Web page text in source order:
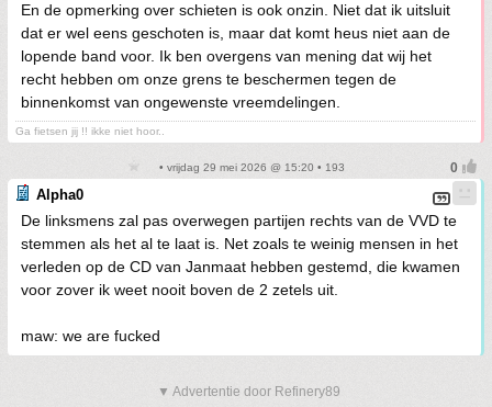
En de opmerking over schieten is ook onzin. Niet dat ik uitsluit
dat er wel eens geschoten is, maar dat komt heus niet aan de
lopende band voor. Ik ben overgens van mening dat wij het
recht hebben om onze grens te beschermen tegen de
binnenkomst van ongewenste vreemdelingen.
Ga fietsen jij !! ikke niet hoor..
• vrijdag 29 mei 2026 @ 15:20 • 193
Alpha0
De linksmens zal pas overwegen partijen rechts van de VVD te
stemmen als het al te laat is. Net zoals te weinig mensen in het
verleden op de CD van Janmaat hebben gestemd, die kwamen
voor zover ik weet nooit boven de 2 zetels uit.
maw: we are fucked
▼ Advertentie door Refinery89